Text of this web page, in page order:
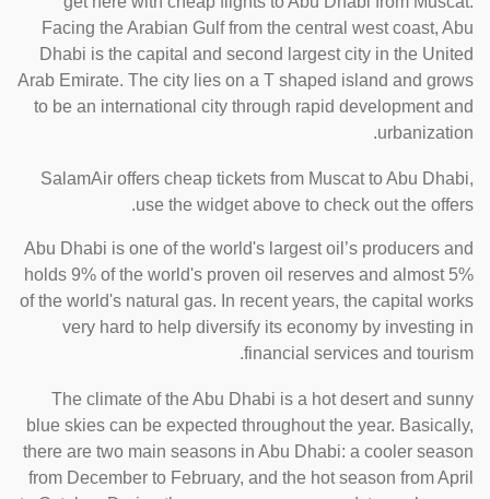
Facing the Arabian Gulf from the central west coast, Abu
Dhabi is the capital and second largest city in the United
Arab Emirate. The city lies on a T shaped island and grows
to be an international city through rapid development and
urbanization.
SalamAir offers cheap tickets from Muscat to Abu Dhabi,
use the widget above to check out the offers.
Abu Dhabi is one of the world's largest oil’s producers and
holds 9% of the world's proven oil reserves and almost 5%
of the world's natural gas. In recent years, the capital works
very hard to help diversify its economy by investing in
financial services and tourism.
The climate of the Abu Dhabi is a hot desert and sunny
blue skies can be expected throughout the year. Basically,
there are two main seasons in Abu Dhabi: a cooler season
from December to February, and the hot season from April